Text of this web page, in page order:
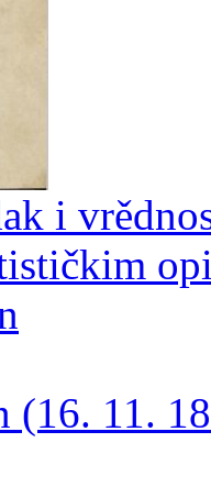
i
(16. 11.